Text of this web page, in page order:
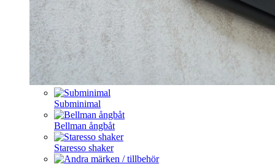
Subminimal
Bellman ångbåt
Staresso shaker